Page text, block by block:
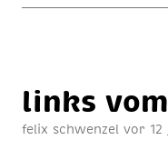
links
felix schwenzel vor 12